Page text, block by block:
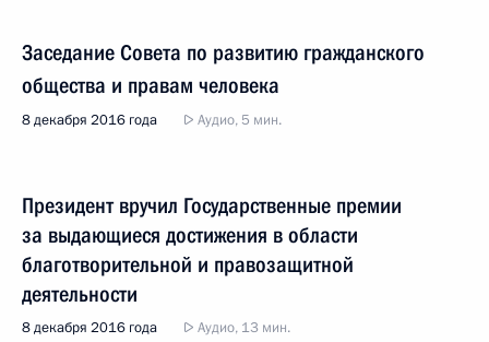
Заседание Совета по развитию гражданского
общества и правам человека
8 декабря 2016 года Аудио, 5 мин.
Президент вручил Государственные премии
за выдающиеся достижения в области
благотворительной и правозащитной
деятельности
8 декабря 2016 года Аудио, 13 мин.